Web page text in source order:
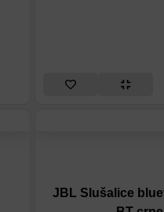
JBL Slušalice